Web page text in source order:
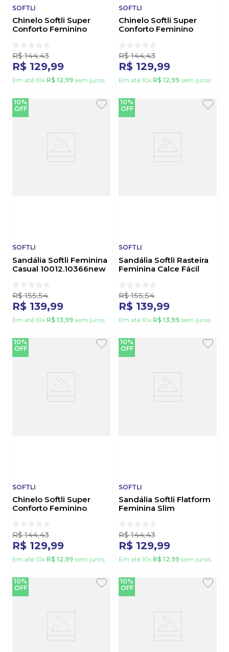
SOFTLI
Chinelo Softli Super
Conforto Feminino
R$ 144,43
R$ 129,99
Em até 10x R$ 12,99 sem juros
SOFTLI
Chinelo Softli Super
Conforto Feminino
R$ 144,43
R$ 129,99
Em até 10x R$ 12,99 sem juros
10%
OFF
SOFTLI
Sandália Softli Feminina
Casual 10012.10366new
R$ 155,54
R$ 139,99
Em até 10x R$ 13,99 sem juros
10%
OFF
SOFTLI
Sandália Softli Rasteira
Feminina Calce Fácil
R$ 155,54
R$ 139,99
Em até 10x R$ 13,99 sem juros
10%
OFF
SOFTLI
Chinelo Softli Super
Conforto Feminino
R$ 144,43
R$ 129,99
Em até 10x R$ 12,99 sem juros
10%
OFF
SOFTLI
Sandália Softli Flatform
Feminina Slim
R$ 144,43
R$ 129,99
Em até 10x R$ 12,99 sem juros
10%
OFF
10%
OFF